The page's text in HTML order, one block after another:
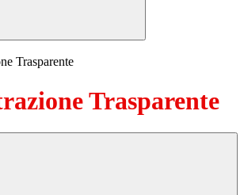
Trasparente
Trasparente